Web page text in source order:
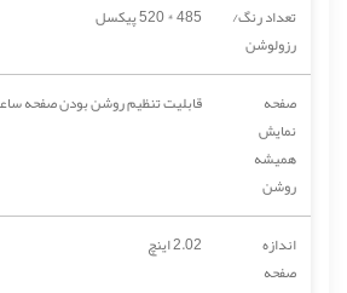
تعداد رنگ/
رزولوشن
485 * 520 پیکسل
صفحه
نمایش
همیشه
روشن
قابلیت تنظیم روشن بودن صفحه
اندازه
صفحه
2.02 اینچ